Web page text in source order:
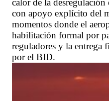
calor de la
con apoyo explícito del
momentos donde el
habilitación formal por
reguladores y la entrega
por el BID.